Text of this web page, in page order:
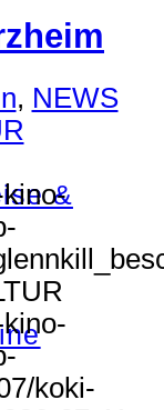
&
, NEWS
koki-